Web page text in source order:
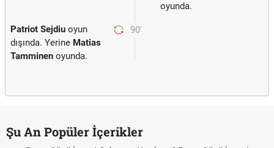
oyunda.
90'
Patriot Sejdiu oyun
dışında. Yerine Matias
Tamminen oyunda.
Şu An Popüler İçerikler